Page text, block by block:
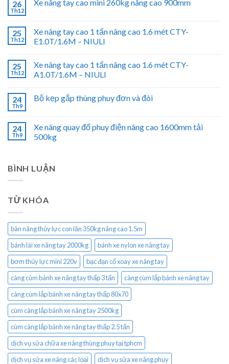
26
Th12
Xe nâng tay cao mini 260kg nâng cao 900mm
25
Th12
Xe nâng tay cao 1 tấn nâng cao 1.6 mét CTY-
E1.0T/1.6M – NIULI
25
Th12
Xe nâng tay cao 1 tấn nâng cao 1.6 mét CTY-
A1.0T/1.6M – NIULI
24
Th9
Bộ kẹp gắp thùng phuy đơn và đôi
24
Th9
Xe nâng quay đổ phuy điện nâng cao 1600mm tải
500kg
BÌNH LUẬN
TỪ KHÓA
bàn nâng thủy lực con lăn 350kg nâng cao 1.5m
bánh lái xe nâng tay 2000kg
bánh xe nylon xe nâng tay
bơm thủy lực mini 220v
bạc đạn cổ xoay xe nâng tay
càng cùm bánh xe nâng tay thấp 3 tấn
càng cùm lắp bánh xe nâng tay
càng cùm lắp bánh xe nâng tay thấp 80x70
cùm càng lắp bánh xe nâng tay 2500kg
cùm càng lắp bánh xe nâng tay thấp 2.5 tấn
dịch vụ sửa chữa xe nâng thùng phuy tại tphcm
dịch vụ sửa xe nâng các loại
dịch vụ sửa xe nâng phuy